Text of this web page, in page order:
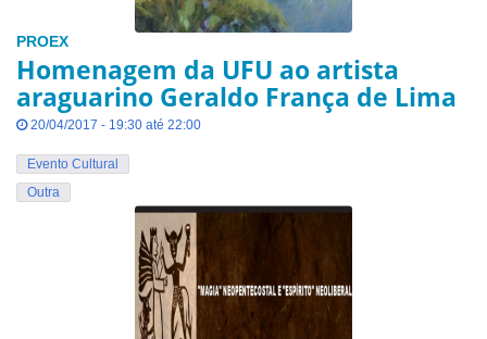
PROEX
Homenagem da UFU ao artista
araguarino Geraldo França de Lima
20/04/2017 - 19:30 até 22:00
Evento Cultural
Outra